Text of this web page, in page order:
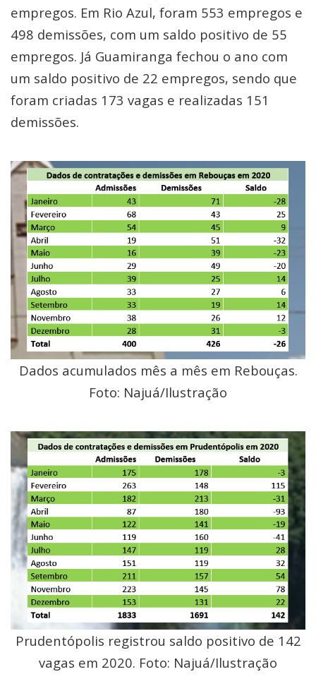
empregos. Em Rio Azul, foram 553 empregos e
498 demissões, com um saldo positivo de 55
empregos. Já Guamiranga fechou o ano com
um saldo positivo de 22 empregos, sendo que
foram criadas 173 vagas e realizadas 151
demissões.
Dados acumulados mês a mês em Rebouças.
Foto: Najuá/Ilustração
Prudentópolis registrou saldo positivo de 142
vagas em 2020. Foto: Najuá/Ilustração